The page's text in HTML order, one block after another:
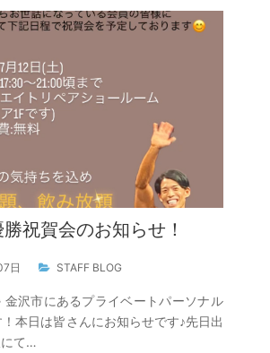
祝賀会のお知らせ！
日 STAFF BLOG
金沢市にあるプライベートパーソナル
本日は皆さんにお知らせです♪先日出
て…